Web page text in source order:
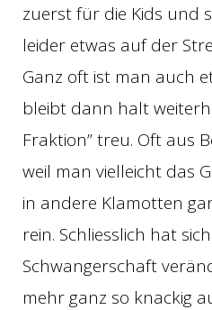
zuerst für die Kids und
leider etwas auf der
Ganz oft ist man auch
bleibt dann halt
Fraktion” treu. Oft aus
weil man vielleicht das
in andere Klamotten
rein. Schliesslich hat
Schwangerschaft
mehr ganz so knackig